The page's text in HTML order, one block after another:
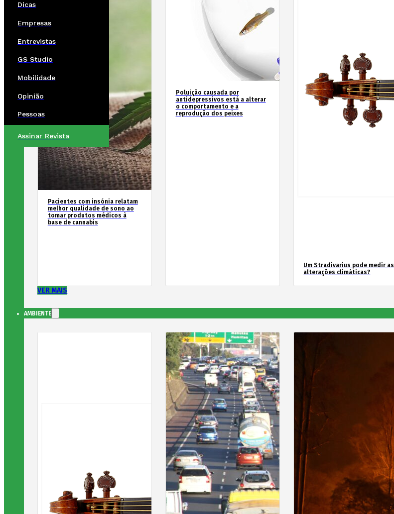
Dicas
Empresas
Entrevistas
GS Studio
Mobilidade
Opinião
Pessoas
Assinar Revista
Pacientes com insónia relatam
melhor qualidade de sono ao
tomar produtos médicos à
base de cannabis
Poluição causada por
antidepressivos está a alterar
o comportamento e a
reprodução dos peixes
Um Stradivarius pode medir as
alterações climáticas?
VER MAIS
AMBIENTE